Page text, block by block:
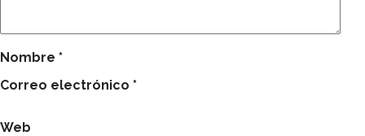
Nombre *
Correo electrónico *
Web